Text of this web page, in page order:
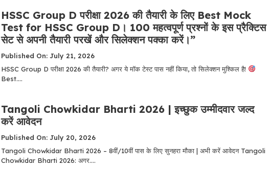
HSSC Group D परीक्षा 2026 की तैयारी के लिए Best Mock
Test for HSSC Group D। 100 महत्वपूर्ण प्रश्नों के इस प्रैक्टिस
सेट से अपनी तैयारी परखें और सिलेक्शन पक्का करें।”
Published On: July 21, 2026
HSSC Group D परीक्षा 2026 की तैयारी? अगर ये मॉक टेस्ट पास नहीं किया, तो सिलेक्शन मुश्किल है!
Best....
Tangoli Chowkidar Bharti 2026 | इच्छुक उम्मीदवार जल्द
करें आवेदन
Published On: July 20, 2026
Tangoli Chowkidar Bharti 2026 – 8वीं/10वीं पास के लिए सुनहरा मौका | अभी करें आवेदन Tangoli
Chowkidar Bharti 2026: अगर....